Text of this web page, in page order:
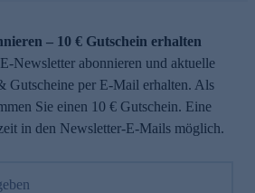
– 10 € Gutschein erhalten
Newsletter abonnieren und aktuelle
Gutscheine per E-Mail erhalten. Als
Sie einen 10 € Gutschein. Eine
in den Newsletter-E-Mails möglich.